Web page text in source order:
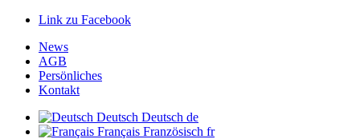
Link zu Facebook
News
AGB
Persönliches
Kontakt
Deutsch Deutsch de
Français Französisch fr